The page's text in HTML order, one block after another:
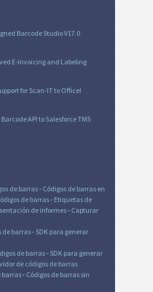
Barcode Studio V17.0
E-Invoicing and Labeling
for Scan-IT to Office!
API to Salesforce TMS
de barras- Códigos de barras en
de barras- Etiquetas de
de informes- Capturar
de barras- SDK para generar
de barras- SDK para generar
de códigos de barras
barras- Códigos de barras sin